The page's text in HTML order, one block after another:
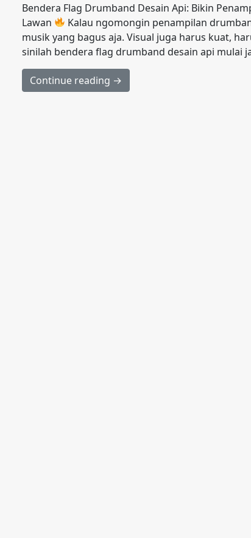
Bendera Flag Drumband Desain Api: Bikin
Lawan
Kalau ngomongin penampilan
musik yang bagus aja. Visual juga harus kuat,
sinilah bendera flag drumband desain api mulai
Continue reading →